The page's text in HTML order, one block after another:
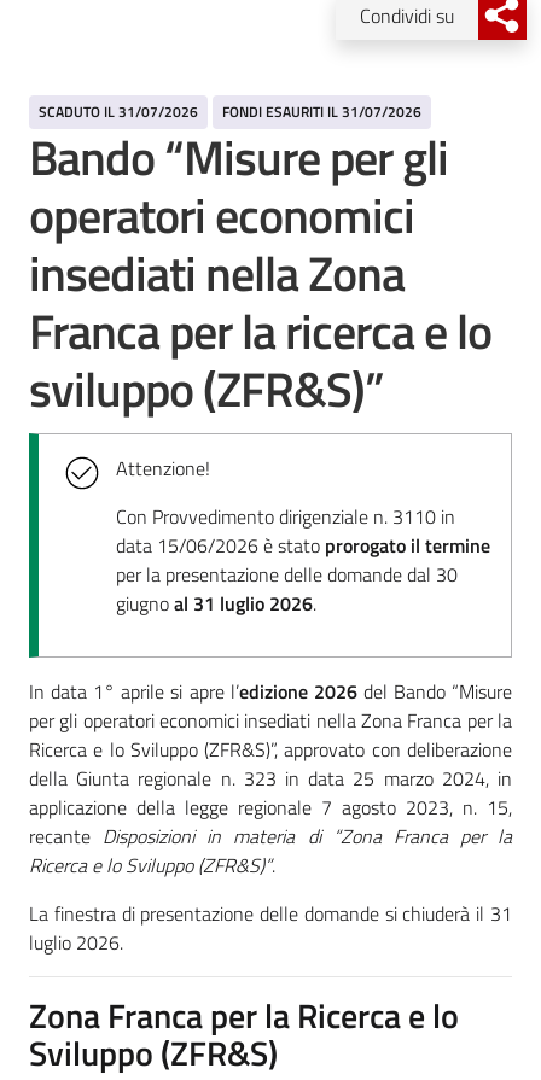
SCADUTO IL 31/07/2026 FONDI ESAURITI IL 31/07/2026
Bando “Misure per gli
operatori economici
insediati nella Zona
Franca per la ricerca e lo
sviluppo (ZFR&S)”
Attenzione!
Con Provvedimento dirigenziale n. 3110 in
data 15/06/2026 è stato prorogato il termine
per la presentazione delle domande dal 30
giugnoal 31 luglio 2026.
In data 1° aprile si apre l’edizione 2026 del Bando “Misure
per gli operatori economici insediati nella Zona Franca per la
Ricerca e lo Sviluppo (ZFR&S)”, approvato con deliberazione
della Giunta regionale n. 323 in data 25 marzo 2024, in
applicazione della legge regionale 7 agosto 2023, n. 15,
recante Disposizioni in materia di “Zona Franca per la
Ricerca e lo Sviluppo (ZFR&S)”.
La finestra di presentazione delle domande si chiuderà il 31
luglio 2026.
Zona Franca per la Ricerca e lo
Sviluppo (ZFR&S)
Condividi su